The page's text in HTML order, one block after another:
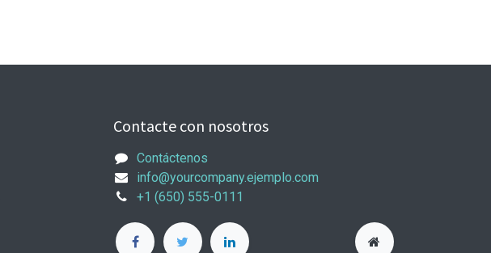
Contacte con nosotros
Contáctenos
info@yourcompany.ejemplo.com
+1 (650) 555-0111